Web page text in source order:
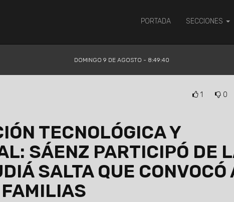
PORTADA SECCIONES
DOMINGO 9 DE AGOSTO - 8:49:41
1 0
TECNOLÓGICA Y
SÁENZ PARTICIPÓ DE
SALTA QUE CONVOCÓ